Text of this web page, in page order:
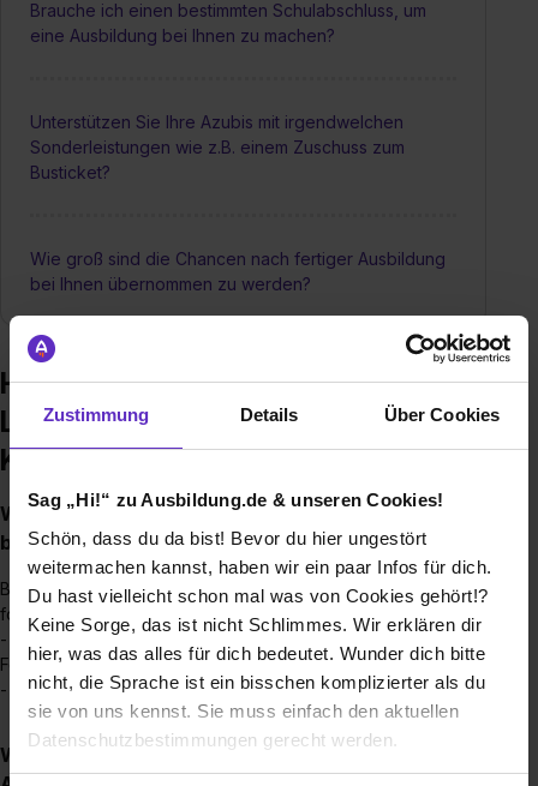
Zustimmung Details Über Cookies
Sag „Hi!“ zu Ausbildung.de & unseren Cookies!
Schön, dass du da bist! Bevor du hier ungestört
weitermachen kannst, haben wir ein paar Infos für dich.
Du hast vielleicht schon mal was von Cookies gehört!?
Keine Sorge, das ist nicht Schlimmes. Wir erklären dir
hier, was das alles für dich bedeutet. Wunder dich bitte
nicht, die Sprache ist ein bisschen komplizierter als du
sie von uns kennst. Sie muss einfach den aktuellen
Datenschutzbestimmungen gerecht werden.
Brauche ich einen bestimmten Schulabschluss, um
eine Ausbildung bei Ihnen zu machen?
Unterstützen Sie Ihre Azubis mit irgendwelchen
Sonderleistungen wie z.B. einem Zuschuss zum
Busticket?
Wie groß sind die Chancen nach fertiger Ausbildung
bei Ihnen übernommen zu werden?
Häufige Fragen zur Ausbildung –
LISI Automotive KKP GmbH & Co.
KG
Welche Ausbildungen/Dualen Studiengänge
bieten Sie an?
Bei LISI Automotive KKP in Mellrichstadt bieten wir aktuell in
folgenden Ausbildungsberufen aus:
- Kunststoff- und Kautschuktechnologe*in, Fachrichtung
Formteile
- Werkzeugmechaniker*in
Wie sieht der Bewerbungsprozess für eine